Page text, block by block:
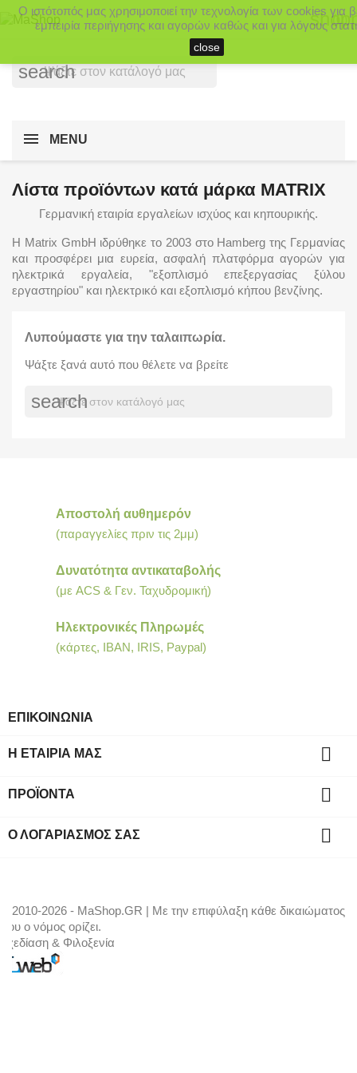
(0)
search
MENU
Λίστα προϊόντων κατά μάρκα MATRIX
Γερμανική εταιρία εργαλείων ισχύος και κηπουρικής.
Η Matrix GmbH ιδρύθηκε το 2003 στο Hamberg της Γερμανίας
και προσφέρει μια ευρεία, ασφαλή πλατφόρμα αγορών για
ηλεκτρικά εργαλεία, "εξοπλισμό επεξεργασίας ξύλου
εργαστηρίου" και ηλεκτρικό και εξοπλισμό κήπου βενζίνης.
Λυπούμαστε για την ταλαιπωρία.
Ψάξτε ξανά αυτό που θέλετε να βρείτε
search
Αποστολή αυθημερόν
(παραγγελίες πριν τις 2μμ)
Δυνατότητα αντικαταβολής
(με ACS & Γεν. Ταχυδρομική)
Ηλεκτρονικές Πληρωμές
(κάρτες, IBAN, IRIS, Paypal)
ΕΠΙΚΟΙΝΩΝΙΑ
Η ΕΤΑΙΡΊΑ ΜΑΣ 
ΠΡΟΪΌΝΤΑ 
Ο ιστότοπός μας χρησιμοποιεί την τεχνολογία των cookies για
εμπειρία περιήγησης και αγορών καθώς και για λόγους
close
Ο ΛΟΓΑΡΙΑΣΜΌΣ ΣΑΣ 
© 2010-2026 - MaShop.GR | Με την επιφύλαξη κάθε δικαιώματος
που ο νόμος ορίζει.
Σχεδίαση & Φιλοξενία